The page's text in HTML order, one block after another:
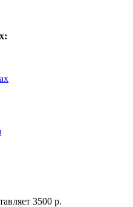
3500 р.